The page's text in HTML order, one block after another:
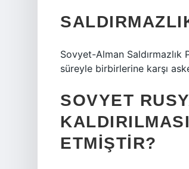
Sovyet-Alman Saldırmazlık
süreyle birbirlerine karşı
SOVYET
ETMIŞTIR?